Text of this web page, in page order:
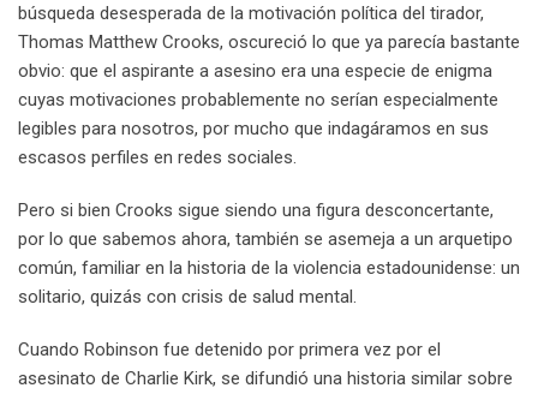
búsqueda desesperada de la motivación política del tirador,
Thomas Matthew Crooks, oscureció lo que ya parecía bastante
obvio: que el aspirante a asesino era una especie de enigma
cuyas motivaciones probablemente no serían especialmente
legibles para nosotros, por mucho que indagáramos en sus
escasos perfiles en redes sociales.
Pero si bien Crooks sigue siendo una figura desconcertante,
por lo que sabemos ahora, también se asemeja a un arquetipo
común, familiar en la historia de la violencia estadounidense: un
solitario, quizás con crisis de salud mental.
Cuando Robinson fue detenido por primera vez por el
asesinato de Charlie Kirk, se difundió una historia similar sobre